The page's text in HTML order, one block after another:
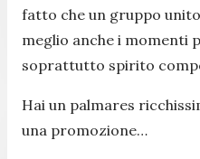
fatto che un gruppo
meglio anche i momenti
soprattutto spirito
Hai un palmares
una promozione…